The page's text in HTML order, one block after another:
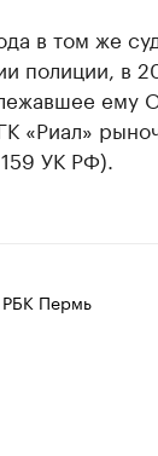
в каталоге
в том же
полиции, в
ему
«Риал»
УК РФ).
Пермь